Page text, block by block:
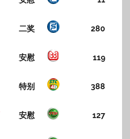
二奖 280
安慰 119
特别 388
安慰 127